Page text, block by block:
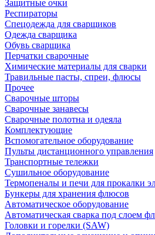
Защитные очки
Респираторы
Спецодежда для сварщиков
Одежда сварщика
Обувь сварщика
Перчатки сварочные
Химические материалы для сварки
Травильные пасты, спреи, флюсы
Прочее
Сварочные шторы
Сварочные занавесы
Сварочные полотна и одеяла
Комплектующие
Вспомогательное оборудование
Пульты дистанционного управления
Транспортные тележки
Сушильное оборудование
Термопеналы и печи для прокалки
Бункеры для хранения флюсов
Автоматическое оборудование
Автоматическая сварка под слоем
Головки и горелки (SAW)